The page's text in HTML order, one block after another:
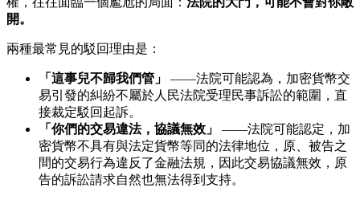
開。
兩種最常見的駁回理由是：
「這事兒不歸我們管」
——法院可能認為，加密貨幣交
易引發的糾紛不屬於人民法院受理民事訴訟的範圍，直
接裁定駁回起訴。
「你們的交易違法，協議無效」
——法院可能認定，加
密貨幣不具有與法定貨幣等同的法律地位，原、被告之
間的交易行為違反了金融法規，因此交易協議無效，原
告的訴訟請求自然也無法得到支持。